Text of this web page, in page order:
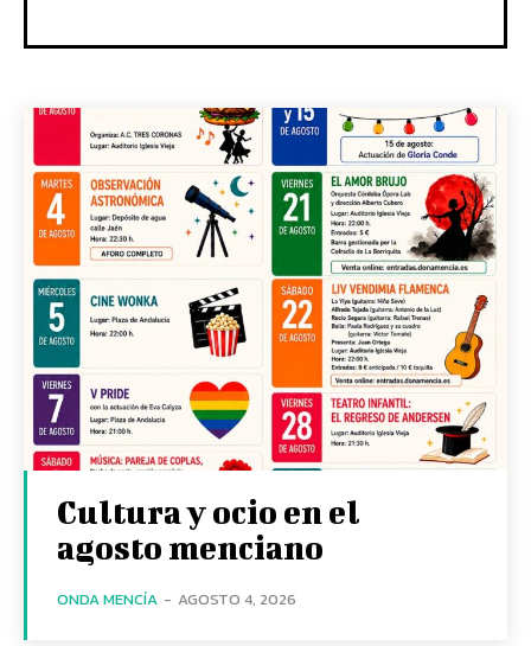
Cultura y ocio en el
agosto menciano
ONDA MENCÍA - AGOSTO 4, 2026